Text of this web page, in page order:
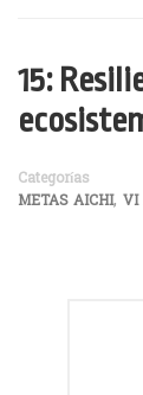
15:
Categorías
METAS AICHI, VI